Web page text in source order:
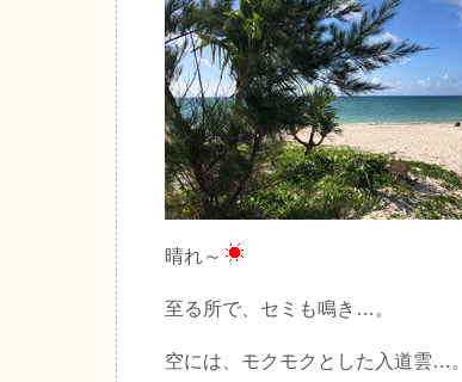
晴れ～
至る所で、セミも鳴き…。
空には、モクモクとした入道雲…。